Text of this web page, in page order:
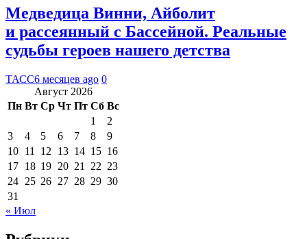
Медведица Винни, Айболит
и рассеянный с Бассейной. Реальные
судьбы героев нашего детства
ТАСС6 месяцев ago 0
Август 2026
Пн Вт Ср Чт Пт Сб Вс
1
2
3
4 5 6 7 8
9
10 11 12 13 14 15 16
17 18 19 20 21 22 23
24 25 26 27 28 29 30
31
« Июл